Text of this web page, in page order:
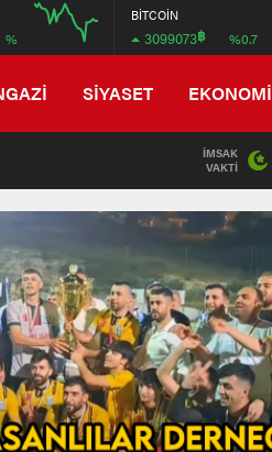
%
BİTCOİN
3099073฿ %0.7
SİYASET EKONOMİ
İMSAK
VAKTI